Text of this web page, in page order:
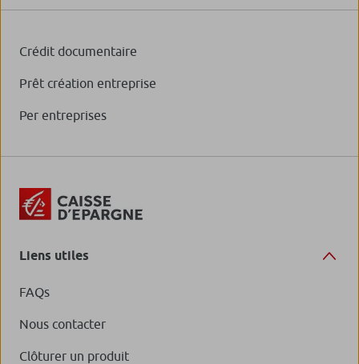
Crédit documentaire
Prêt création entreprise
Per entreprises
Liens utiles
FAQs
Nous contacter
Clôturer un produit